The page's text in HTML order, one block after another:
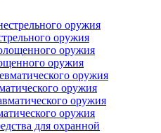
оружия
оружия
оружия
оружия